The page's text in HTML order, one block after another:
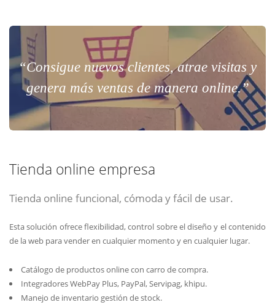
“Consigue nuevos clientes, atrae visitas y
genera más ventas de manera online.”
Tienda online empresa
Tienda online funcional, cómoda y fácil de usar.
Esta solución ofrece flexibilidad, control sobre el diseño y el contenido
de la web para vender en cualquier momento y en cualquier lugar.
Catálogo de productos online con carro de compra.
Integradores WebPay Plus, PayPal, Servipag, khipu.
Manejo de inventario gestión de stock.